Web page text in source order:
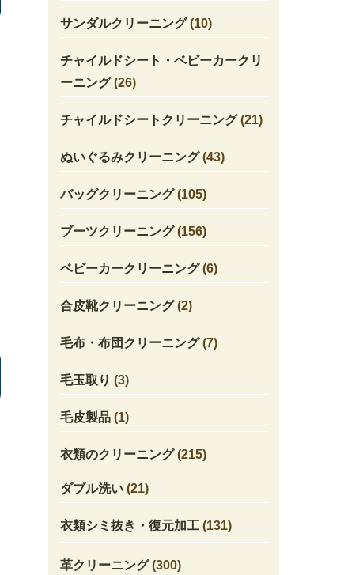
サンダルクリーニング(10)
チャイルドシート・ベビーカークリ
ーニング(26)
チャイルドシートクリーニング(21)
ぬいぐるみクリーニング(43)
バッグクリーニング(105)
ブーツクリーニング(156)
ベビーカークリーニング(6)
合皮靴クリーニング(2)
毛布・布団クリーニング(7)
毛玉取り (3)
毛皮製品(1)
衣類のクリーニング(215)
ダブル洗い(21)
衣類シミ抜き・復元加工(131)
革クリーニング(300)